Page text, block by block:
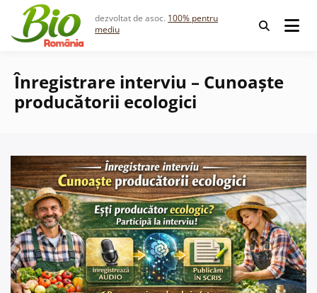
content
dezvoltat de asoc. 100% pentru
mediu
Înregistrare interviu – Cunoaște
producătorii ecologici